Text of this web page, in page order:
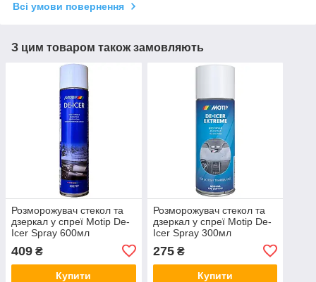
Всі умови повернення
З цим товаром також замовляють
Розморожувач стекол та
дзеркал у спреї Motip De-
Icer Spray 600мл
409 ₴
Купити
Розморожувач стекол та
дзеркал у спреї Motip De-
Icer Spray 300мл
275₴
Купити